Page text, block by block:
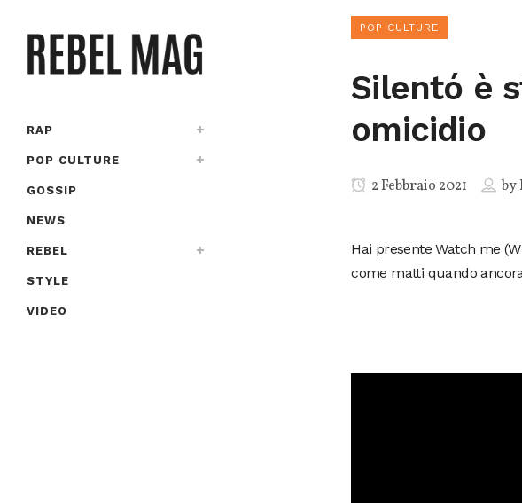
RAP
POP CULTURE
GOSSIP
NEWS
REBEL
STYLE
VIDEO
POP CULTURE
Silentó è
omicidio
2 Febbraio 2021 by
Hai presente Watch me
come matti quando